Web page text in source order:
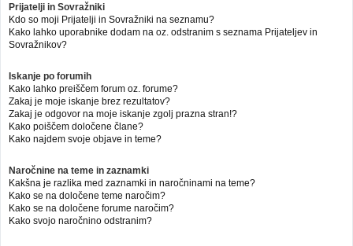
Prijatelji in Sovražniki
Kdo so moji Prijatelji in Sovražniki na seznamu?
Kako lahko uporabnike dodam na oz. odstranim s seznama Prijateljev in
Sovražnikov?
Iskanje po forumih
Kako lahko preiščem forum oz. forume?
Zakaj je moje iskanje brez rezultatov?
Zakaj je odgovor na moje iskanje zgolj prazna stran!?
Kako poiščem določene člane?
Kako najdem svoje objave in teme?
Naročnine na teme in zaznamki
Kakšna je razlika med zaznamki in naročninami na teme?
Kako se na določene teme naročim?
Kako se na določene forume naročim?
Kako svojo naročnino odstranim?